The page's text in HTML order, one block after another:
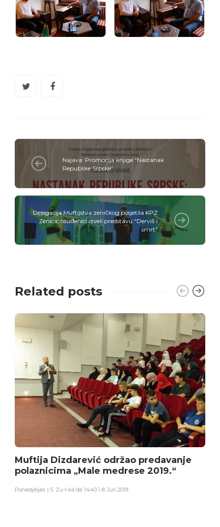
Najava: Promocija knjige “Nastanak
Republike Srpske”
Delegacija Muftijstva zeničkog posjetila KPZ
Zenica; osuđenici izveli predstavu “Derviš i
smrt”
Related posts
Muftija Dizdarević održao predavanje
polaznicima „Male medrese 2019.“
Ponedjeljak | 5. Zu-l-ka'de 1440 \ 8. Juli 2019